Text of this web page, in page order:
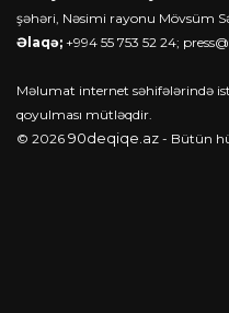
şəhəri, Nəsimi rayonu Mövsüm
Əlaqə; +994 55 753 52 24;
Məlumat internet səhifələrində
qoyulması mütləqdir.
© 2026 90deqiqe.az - Bütün